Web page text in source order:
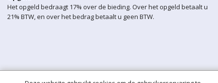
Het opgeld bedraagt 17% over de bieding. Over het opgeld betaalt u
21% BTW, en over het bedrag betaalt u geen BTW.